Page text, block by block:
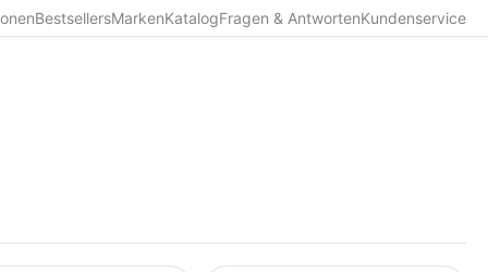
BestsellersMarkenKatalogFragen & AntwortenKundenservice